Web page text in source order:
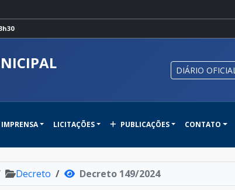
DIÁRIO OFICIAL
IMPRENSA LICITAÇÕES PUBLICAÇÕES CONTATO
Decreto Decreto 149/2024